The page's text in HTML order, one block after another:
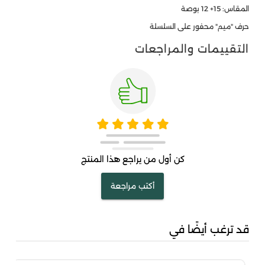
المقاس: 15+ 12 بوصة
حرف "ميم" محفور على السلسلة
التقييمات والمراجعات
كن أول من يراجع هذا المنتج
أكتب مراجعة
قد ترغب أيضًا في